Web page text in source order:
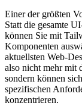
Einer der größten
Statt die gesamte
können Sie mit
Komponenten
aktuellsten Web-
also nicht mehr mit
sondern können
spezifischen
konzentrieren.